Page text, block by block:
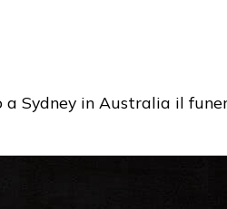
a Sydney in Australia il